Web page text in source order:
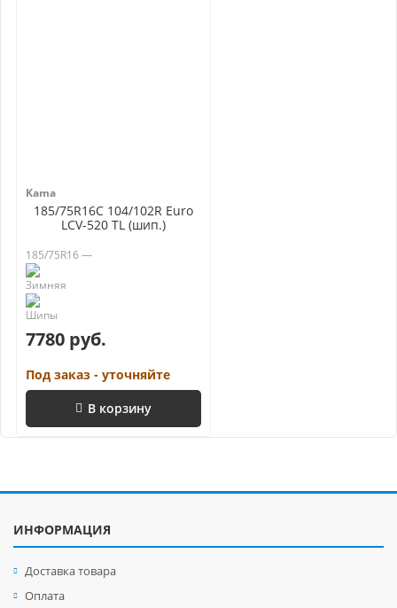
Kama
185/75R16C 104/102R Euro
LCV-520 TL (шип.)
185/75R16 —
7780 руб.
Под заказ - уточняйте
В корзину
ИНФОРМАЦИЯ
Доставка товара
Оплата